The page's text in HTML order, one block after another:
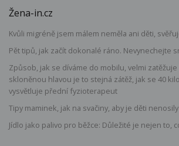
Žena-in.cz
Kvůli migréně jsem málem neměla ani děti,
Pět tipů, jak začít dokonalé ráno. Nevynechejte
Způsob, jak se díváme do mobilu, velmi
skloněnou hlavou je to stejná zátěž, jak se 40
vysvětluje přední fyzioterapeut
Tipy maminek, jak na svačiny, aby je děti
Jídlo jako palivo pro běžce: Důležité je nejen to,